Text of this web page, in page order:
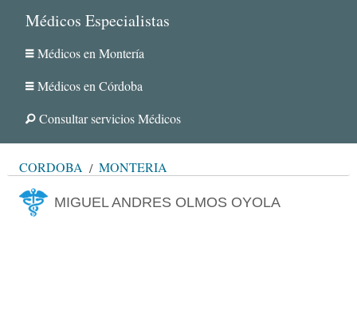
Médicos Especialistas
Médicos en Montería
Médicos en Córdoba
Consultar servicios Médicos
CÓRDOBA MONTERÍA
MIGUEL ANDRES OLMOS OYOLA